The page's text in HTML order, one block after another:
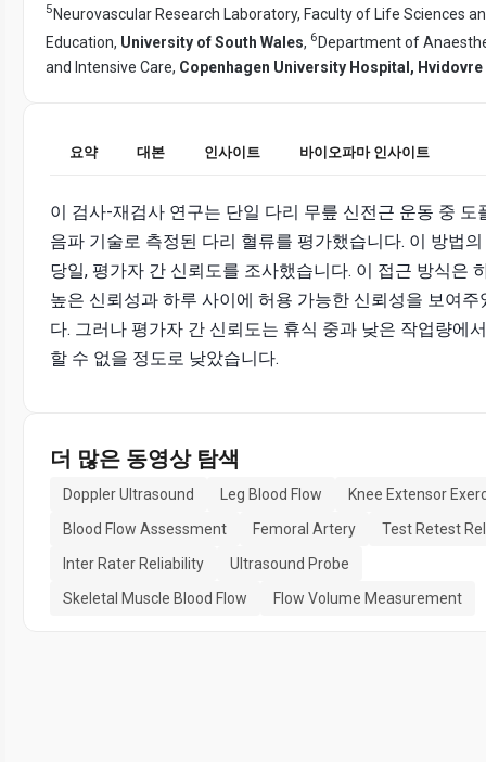
5 Neurovascular Research Laboratory, Faculty of Life Sciences
Education, University of South Wales, 6 Department of
and Intensive Care, Copenhagen University Hospital,
요약 대본 인사이트 바이오파마 인사이트
이 검사-재검사 연구는 단일 다리 무릎 신전근 운동 중 도
음파 기술로 측정된 다리 혈류를 평가했습니다. 이 방법의
당일, 평가자 간 신뢰도를 조사했습니다. 이 접근 방식은
높은 신뢰성과 하루 사이에 허용 가능한 신뢰성을 보여주
다. 그러나 평가자 간 신뢰도는 휴식 중과 낮은 작업량에
할 수 없을 정도로 낮았습니다.
더 많은 동영상 탐색
Doppler Ultrasound Leg Blood Flow
Knee Extensor
Blood Flow Assessment
Femoral Artery
Test Retest
Inter Rater Reliability
Ultrasound Probe
Skeletal Muscle Blood Flow
Flow Volume Measurement